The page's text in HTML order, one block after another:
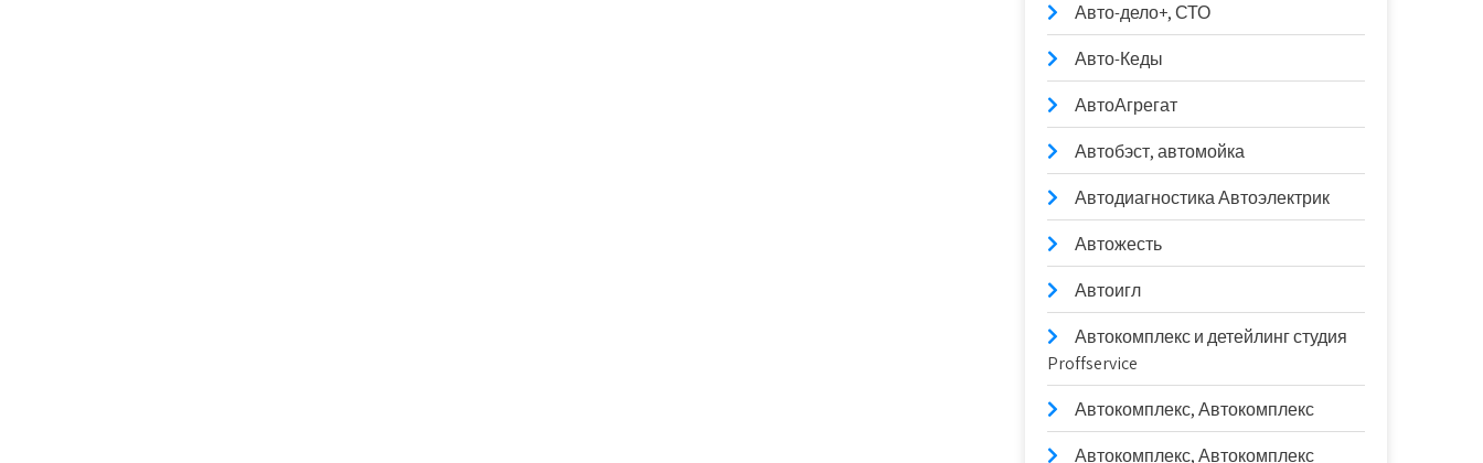
Авто-дело+, СТО
Авто-Кеды
АвтоАгрегат
Автобэст, автомойка
Автодиагностика Автоэлектрик
Автожесть
Автоигл
Автокомплекс и детейлинг студия
Proffservice
Автокомплекс, Автокомплекс
Автокомплекс, Автокомплекс